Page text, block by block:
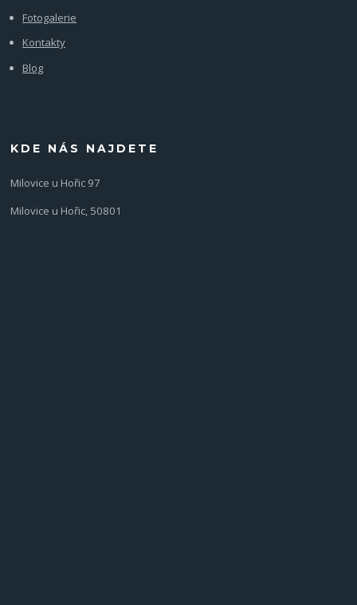
Fotogalerie
Kontakty
Blog
KDE NÁS NAJDETE
Milovice u Hořic 97
Milovice u Hořic, 50801